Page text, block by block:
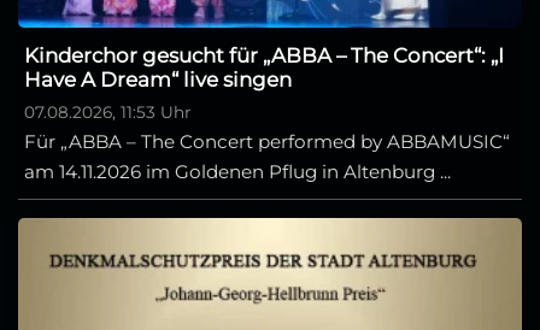
Kinderchor gesucht für „ABBA – The Concert“: „I
Have A Dream“ live singen
07.08.2026, 11:53 Uhr
Für „ABBA – The Concert performed by ABBAMUSIC“
am 14.11.2026 im Goldenen Pflug in Altenburg ...